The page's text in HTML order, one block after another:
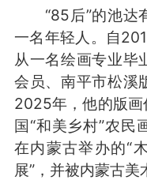
“85后”的池达
一名年轻人。自
从一名绘画专业毕
会员、南平市松溪
2025年，他的版画
国“和美乡村”农民
在内蒙古举办的“
展”，并被内蒙古美